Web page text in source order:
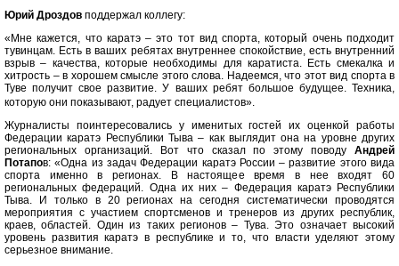
Юрий Дроздов поддержал коллегу:
«Мне кажется, что каратэ – это тот вид спорта, который очень подходит
тувинцам. Есть в ваших ребятах внутреннее спокойствие, есть внутренний
взрыв – качества, которые необходимы для каратиста. Есть смекалка и
хитрость – в хорошем смысле этого слова. Надеемся, что этот вид спорта в
Туве получит свое развитие. У ваших ребят большое будущее. Техника,
которую они показывают, радует специалистов».
Журналисты поинтересовались у именитых гостей их оценкой работы
Федерации каратэ Республики Тыва – как выглядит она на уровне других
региональных организаций. Вот что сказал по этому поводу Андрей
Потапов: «Одна из задач Федерации каратэ России – развитие этого вида
спорта именно в регионах. В настоящее время в нее входят 60
региональных федераций. Одна их них – Федерация каратэ Республики
Тыва. И только в 20 регионах на сегодня систематически проводятся
мероприятия с участием спортсменов и тренеров из других республик,
краев, областей. Один из таких регионов – Тува. Это означает высокий
уровень развития каратэ в республике и то, что власти уделяют этому
серьезное внимание.